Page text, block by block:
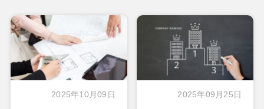
2025年10月09日 2025年09月25日